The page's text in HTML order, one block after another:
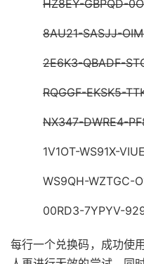
HZ8EY-GBPQD-
8AU21-SASJJ-
2E6K3-QBADF-
RQGGF-EKSK5-
NX347-DWRE4-
1V1OT-WS91X-
WS9QH-WZTGC-
00RD3-7YPYV-
每行一个兑换码，成功使